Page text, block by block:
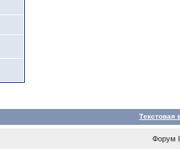
Текстовая
Форум